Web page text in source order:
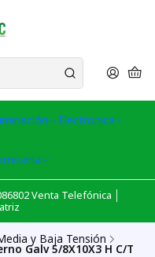
Electronica
Venta Telefónica │
y Baja Tensión
Galv 5/8X10X3 H C/T